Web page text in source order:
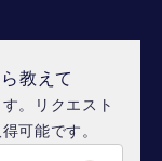
教えて
。リクエスト
可能です。